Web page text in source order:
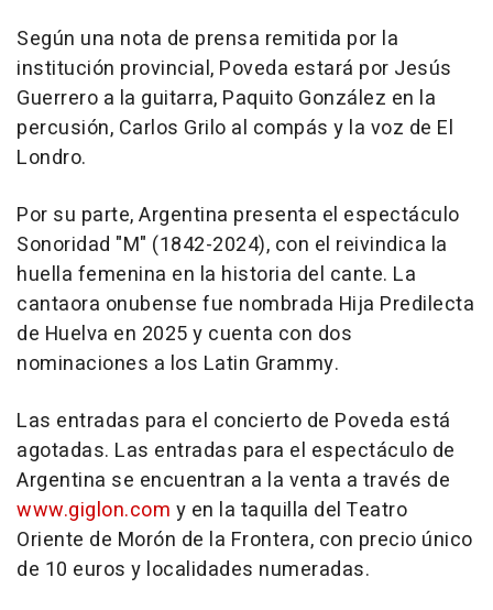
Según una nota de prensa remitida por la
institución provincial, Poveda estará por Jesús
Guerrero a la guitarra, Paquito González en la
percusión, Carlos Grilo al compás y la voz de El
Londro.
Por su parte, Argentina presenta el espectáculo
Sonoridad "M" (1842-2024), con el reivindica la
huella femenina en la historia del cante. La
cantaora onubense fue nombrada Hija Predilecta
de Huelva en 2025 y cuenta con dos
nominaciones a los Latin Grammy.
Las entradas para el concierto de Poveda está
agotadas. Las entradas para el espectáculo de
Argentina se encuentran a la venta a través de
www.giglon.com y en la taquilla del Teatro
Oriente de Morón de la Frontera, con precio único
de 10 euros y localidades numeradas.